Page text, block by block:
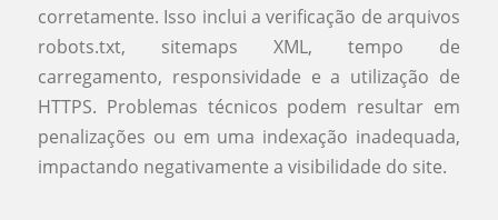
corretamente. Isso inclui a verificação de arquivos
robots.txt, sitemaps XML, tempo de
carregamento, responsividade e a utilização de
HTTPS. Problemas técnicos podem resultar em
penalizações ou em uma indexação inadequada,
impactando negativamente a visibilidade do site.